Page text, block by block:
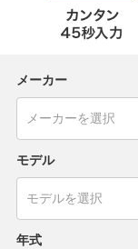
メーカー
モデル
年式